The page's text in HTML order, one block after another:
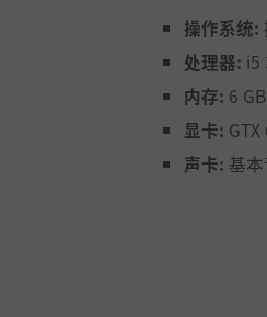
操作系统:
处理器: i5
内存: 6
显卡:
声卡: 基